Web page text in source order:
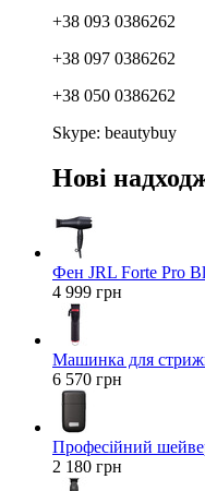
+38 093 0386262
+38 097 0386262
+38 050 0386262
Skype: beautybuy
Нові
Фен JRL Forte Pro
4 999 грн
Машинка для
6 570 грн
Професійний
2 180 грн